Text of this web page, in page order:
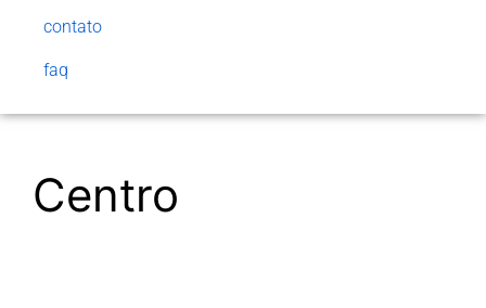
contato
faq
Centro